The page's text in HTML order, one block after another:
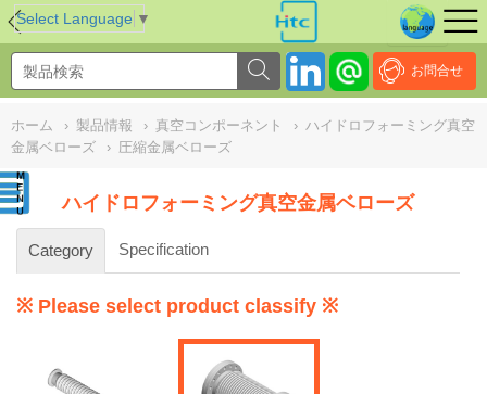
Select Language ▼
お問合せ
ホーム › 製品情報 › 真空コンポーネント › ハイドロフォーミング真空
金属ベローズ
› 圧縮金属ベローズ
ハイドロフォーミング真空金属ベローズ
Category Specification
※ Please select product classify ※
NULL//